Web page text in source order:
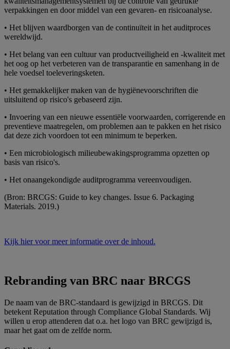
verpakkingen en door middel van een gevaren- en risicoanalyse.
• Het blijven waardborgen van de continuïteit in het auditproces
wereldwijd.
• Het belang van een cultuur van productveiligheid en -kwaliteit met
het oog op het verbeteren van de transparantie en samenhang in de
hele voedsel toeleveringsketen.
• Het gemakkelijker maken van de hygiënevoorschriften die
uitsluitend op risico's gebaseerd zijn.
• Invoering van een nieuwe essentiële voorwaarden, corrigerende en
preventieve maatregelen, om problemen aan te pakken en het risico
dat deze zich voordoen tot een minimum te beperken.
• Een microbiologisch milieubewakingsprogramma opzetten op
basis van risico's.
• Het onaangekondigde auditprogramma vereenvoudigen.
(Bron: BRCGS: Guide to key changes. Issue 6. Packaging
Materials. 2019.)
Kijk hier voor meer informatie over de inhoud.
Rebranding van BRC naar BRCGS
De naam van de BRC-standaard is gewijzigd in BRCGS. Dit
betekent Reputation through Compliance Global Standards. Wij
willen u erop attenderen dat o.a. het logo van BRC gewijzigd is,
maar het gaat om de zelfde norm.